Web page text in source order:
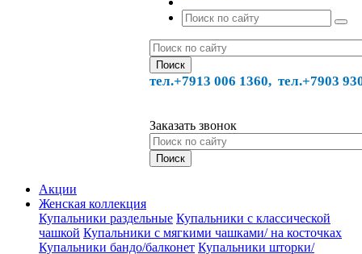
тел.+7913 006 1360, тел.+7903
Заказать звонок
Акции
Женская коллекция
Купальники раздельные Купальники с классической
чашкой Купальники с мягкими чашками/ на косточках
Купальники бандо/балконет Купальники шторки/